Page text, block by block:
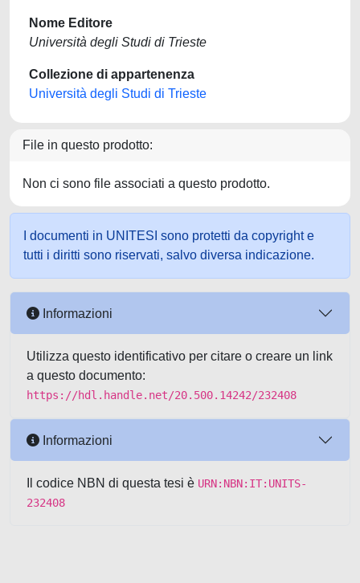
Nome Editore
Università degli Studi di Trieste
Collezione di appartenenza
Università degli Studi di Trieste
File in questo prodotto:
Non ci sono file associati a questo prodotto.
I documenti in UNITESI sono protetti da copyright e
tutti i diritti sono riservati, salvo diversa indicazione.
Informazioni
Utilizza questo identificativo per citare o creare un link
a questo documento:
https://hdl.handle.net/20.500.14242/232408
Informazioni
Il codice NBN di questa tesi è URN:NBN:IT:UNITS-
232408